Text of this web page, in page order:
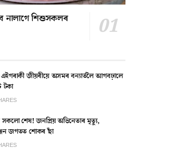
শিশুসকলৰ
জীয়ৰীয়ে অসমৰ বন্যাৰ্তলৈ আগবঢ়ালে
টকা
সকলো শেষ! জনপ্ৰিয় অভিনেতাৰ মৃত্যু,
জগতত শোকৰ ছাঁ